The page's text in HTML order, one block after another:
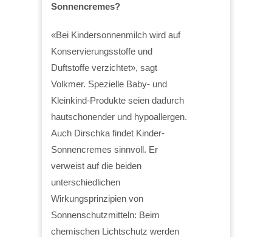
Sonnencremes?
«Bei Kindersonnenmilch wird auf
Konservierungsstoffe und
Duftstoffe verzichtet», sagt
Volkmer. Spezielle Baby- und
Kleinkind-Produkte seien dadurch
hautschonender und hypoallergen.
Auch Dirschka findet Kinder-
Sonnencremes sinnvoll. Er
verweist auf die beiden
unterschiedlichen
Wirkungsprinzipien von
Sonnenschutzmitteln: Beim
chemischen Lichtschutz werden